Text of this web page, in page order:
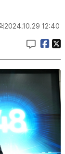
2024.10.29 12:40